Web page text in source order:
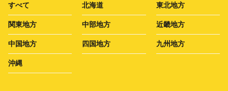
すべて 北海道 東北地方
関東地方 中部地方 近畿地方
中国地方 四国地方 九州地方
沖縄